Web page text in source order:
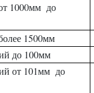
1000мм до
1500мм
до 100мм
от 101мм до